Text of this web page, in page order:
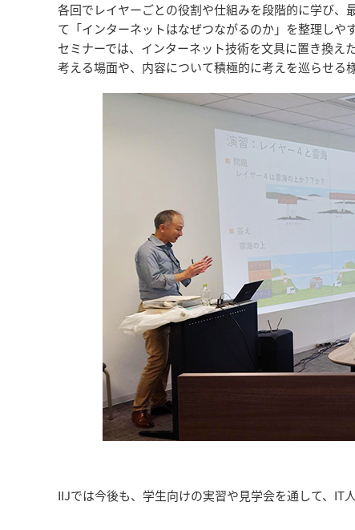
各回でレイヤーごとの役割や仕組みを段階的に学び
て「インターネットはなぜつながるのか」を整理しや
セミナーでは、インターネット技術を文具に置き換
考える場面や、内容について積極的に考えを巡らせる
IIJでは今後も、学生向けの実習や見学会を通して、IT